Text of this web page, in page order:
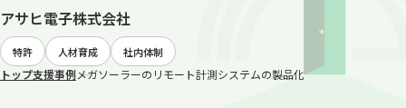
移
動
アサヒ電子株式会社
特許 人材育成 社内体制
トップ支援事例メガソーラーのリモート計測システムの製品化